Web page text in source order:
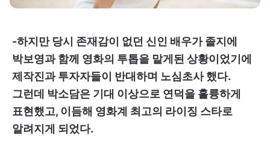
-하지만 당시 존재감이 없던 신인 배우가 졸지에
박보영과 함께 영화의 투톱을 맡게된 상황이었기에
제작진과 투자자들이 반대하며 노심초사 했다.
그런데 박소담은 기대 이상으로 연덕을 훌륭하게
표현했고, 이듬해 영화계 최고의 라이징 스타로
알려지게 되었다.